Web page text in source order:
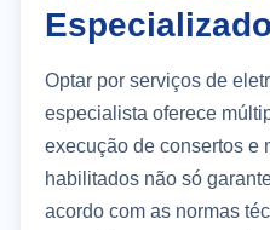
Optar por serviços de
especialista oferece
execução de consertos e
habilitados não só
acordo com as normas